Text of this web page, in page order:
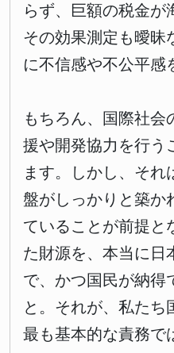
らず、巨額の税金が
その効果測定も曖昧
に不信感や不公平感
もちろん、国際社会
援や開発協力を行う
ます。しかし、それ
盤がしっかりと築か
ていることが前提と
た財源を、本当に日
で、かつ国民が納得
と。それが、私たち
最も基本的な責務で